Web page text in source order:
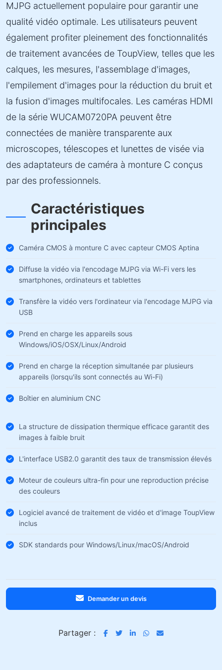
MJPG actuellement populaire pour garantir une
qualité vidéo optimale. Les utilisateurs peuvent
également profiter pleinement des fonctionnalités
de traitement avancées de ToupView, telles que les
calques, les mesures, l'assemblage d'images,
l'empilement d'images pour la réduction du bruit et
la fusion d'images multifocales. Les caméras HDMI
de la série WUCAM0720PA peuvent être
connectées de manière transparente aux
microscopes, télescopes et lunettes de visée via
des adaptateurs de caméra à monture C conçus
par des professionnels.
Caractéristiques
principales
Caméra CMOS à monture C avec capteur CMOS Aptina
Diffuse la vidéo via l'encodage MJPG via Wi-Fi vers les
smartphones, ordinateurs et tablettes
Transfère la vidéo vers l'ordinateur via l'encodage MJPG via
USB
Prend en charge les appareils sous
Windows/iOS/OSX/Linux/Android
Prend en charge la réception simultanée par plusieurs
appareils (lorsqu'ils sont connectés au Wi-Fi)
Boîtier en aluminium CNC
La structure de dissipation thermique efficace garantit des
images à faible bruit
L'interface USB2.0 garantit des taux de transmission élevés
Moteur de couleurs ultra-fin pour une reproduction précise
des couleurs
Logiciel avancé de traitement de vidéo et d'image ToupView
inclus
SDK standards pour Windows/Linux/macOS/Android
Demander un devis
Partager :